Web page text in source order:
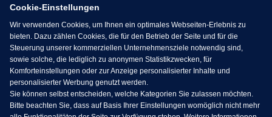
Immowelt.de Bauen.de
Massivhaus.de Bungalow.de
Fertighaus.de
Cookie-Einstellungen
Wir verwenden Cookies, um Ihnen ein optimales Webseiten-Erlebnis zu
bieten. Dazu zählen Cookies, die für den Betrieb der Seite und für die
Steuerung unserer kommerziellen Unternehmensziele notwendig sind,
sowie solche, die lediglich zu anonymen Statistikzwecken, für
Komforteinstellungen oder zur Anzeige personalisierter Inhalte und
personalisierter Werbung genutzt werden.
Sie können selbst entscheiden, welche Kategorien Sie zulassen möchten.
Bitte beachten Sie, dass auf Basis Ihrer Einstellungen womöglich nicht mehr